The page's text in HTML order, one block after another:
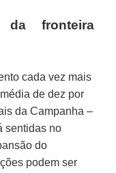
da fronteira
cada vez mais
de dez por
da Campanha –
sentidas no
do
podem ser